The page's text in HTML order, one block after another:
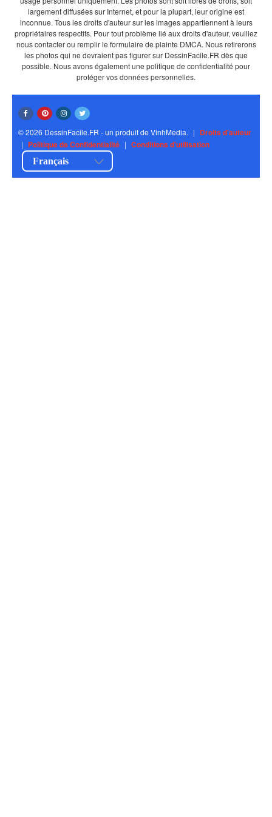
largement diffusées sur Internet, et pour la plupart, leur origine est
inconnue. Tous les droits d'auteur sur les images appartiennent à leurs
propriétaires respectifs. Pour tout problème lié aux droits d'auteur, veuillez
nous contacter ou remplir le formulaire de plainte DMCA. Nous retirerons
les photos qui ne devraient pas figurer sur DessinFacile.FR dès que
possible. Nous avons également une politique de confidentialité pour
protéger vos données personnelles.
© 2026 DessinFacile.FR - un produit de VinhMedia. | Droits d'auteur
| Politique de Confidentialité | Conditions d'utilisation
Français